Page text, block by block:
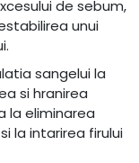
de sebum,
unui
sangelui la
si hranirea
la eliminarea
la intarirea firului